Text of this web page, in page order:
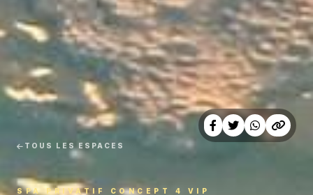
Partager
TOUS LES ESPACES
SPA PRIVATIF CONCEPT 4 VIP